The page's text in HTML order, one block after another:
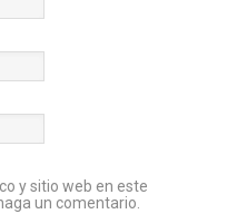
y sitio web en este
un comentario.